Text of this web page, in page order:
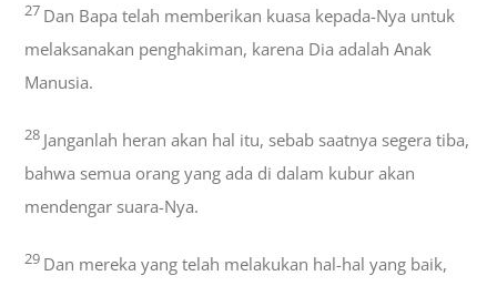
27 Dan Bapa telah memberikan kuasa kepada-Nya untuk
melaksanakan penghakiman, karena Dia adalah Anak
Manusia.
28 Janganlah heran akan hal itu, sebab saatnya segera tiba,
bahwa semua orang yang ada di dalam kubur akan
mendengar suara-Nya.
29 Dan mereka yang telah melakukan hal-hal yang baik,